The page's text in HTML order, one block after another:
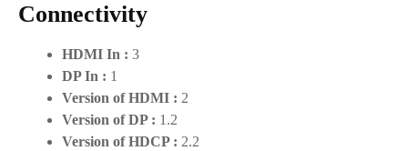
Connectivity
HDMI In : 3
DP In : 1
Version of HDMI : 2
Version of DP : 1.2
Version of HDCP : 2.2